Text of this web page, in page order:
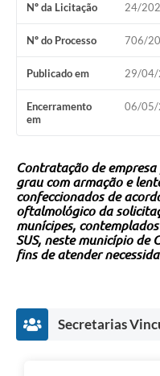
Nº da Licitação 24/
Nº do Processo 706/
Publicado em 29/04/
Encerramento
em
06/05/
Contratação de
grau com armação e
confeccionados de
oftalmológico da
munícipes,
SUS, neste município de
fins de atender
Secretarias